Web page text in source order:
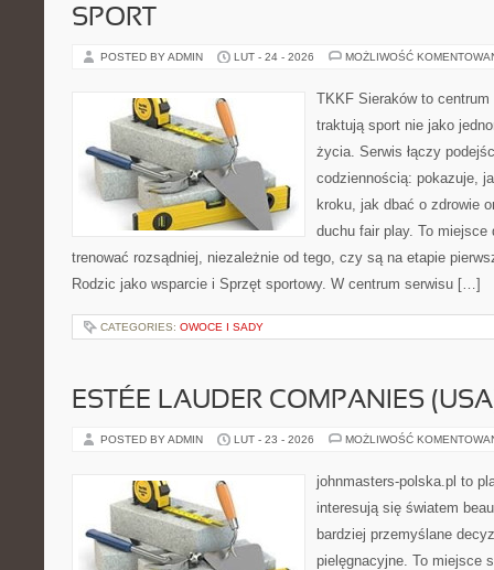
SPORT
POSTED BY ADMIN LUT - 24 - 2026 MOŻLIWOŚĆ
TKKF Sieraków to
traktują sport nie jako
życia. Serwis łączy
codziennością: pokazuje,
kroku, jak dbać o zdrowie
duchu fair play. To
trenować rozsądniej, niezależnie od tego, czy są na etapie
Rodzic jako wsparcie i Sprzęt sportowy. W centrum serwisu […]
CATEGORIES: OWOCE I SADY
ESTÉE LAUDER COMPANIES
POSTED BY ADMIN LUT - 23 - 2026 MOŻLIWOŚĆ
johnmasters-polska.pl to
interesują się światem
bardziej przemyślane
pielęgnacyjne. To miejsce